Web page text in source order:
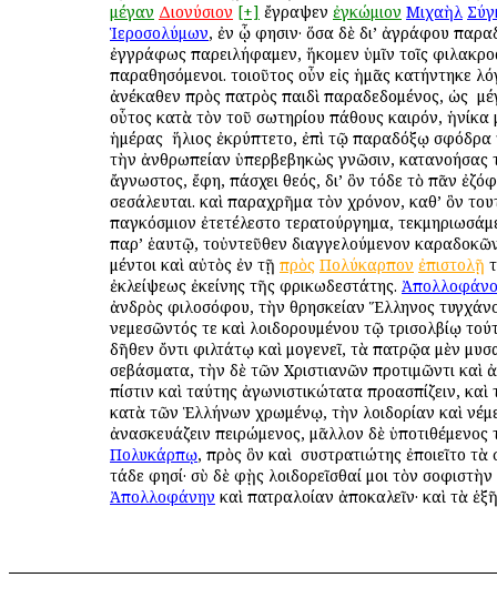
μέγαν Διονύσιον [+] ἔγραψεν ἐγκώμιον Μιχαὴλ
Ἱεροσολύμων, ἐν ᾧ φησιν· ὅσα δὲ δι’ ἀγράφου
ἐγγράφως παρειλήφαμεν, ἥκομεν ὑμῖν τοῖς
παραθησόμενοι. τοιοῦτος οὖν εἰς ἡμᾶς κατήντηκε
ἀνέκαθεν πρὸς πατρὸς παιδὶ παραδεδομένος, ὡς ὁ
οὗτος κατὰ τὸν τοῦ σωτηρίου πάθους καιρόν, ἡνίκα
ἡμέρας ὁ ἥλιος ἐκρύπτετο, ἐπὶ τῷ παραδόξῳ σφόδρα
τὴν ἀνθρωπείαν ὑπερβεβηκὼς γνῶσιν, κατανοήσας
ἄγνωστος, ἔφη, πάσχει θεός, δι’ ὃν τόδε τὸ πᾶν
σεσάλευται. καὶ παραχρῆμα τὸν χρόνον, καθ’ ὃν
παγκόσμιον ἐτετέλεστο τερατούργημα,
παρ’ ἑαυτῷ, τοὐντεῦθεν διαγγελούμενον
μέντοι καὶ αὐτὸς ἐν τῇ πρὸς Πολύκαρπον ἐπιστολῇ
ἐκλείψεως ἐκείνης τῆς φρικωδεστάτης.
ἀνδρὸς φιλοσόφου, τὴν θρησκείαν Ἕλληνος
νεμεσῶντός τε καὶ λοιδορουμένου τῷ τρισολβίῳ
δῆθεν ὄντι φιλτάτῳ καὶ ὁμογενεῖ, τὰ πατρῷα μὲν
σεβάσματα, τὴν δὲ τῶν Χριστιανῶν προτιμῶντι καὶ
πίστιν καὶ ταύτης ἀγωνιστικώτατα προασπίζειν,
κατὰ τῶν Ἑλλήνων χρωμένῳ, τὴν λοιδορίαν καὶ
ἀνασκευάζειν πειρώμενος, μᾶλλον δὲ ὑποτιθέμενος
Πολυκάρπῳ, πρὸς ὃν καὶ ὁ συστρατιώτης ἐποιεῖτο
τάδε φησί· σὺ δὲ φῂς λοιδορεῖσθαί μοι τὸν σοφιστὴν
Ἀπολλοφάνην καὶ πατραλοίαν ἀποκαλεῖν· καὶ τὰ